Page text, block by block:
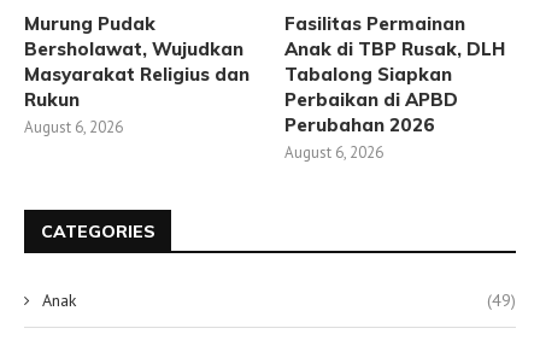
Murung Pudak
Bersholawat, Wujudkan
Masyarakat Religius dan
Rukun
August 6, 2026
Fasilitas Permainan
Anak di TBP Rusak, DLH
Tabalong Siapkan
Perbaikan di APBD
Perubahan 2026
August 6, 2026
CATEGORIES
Anak (49)